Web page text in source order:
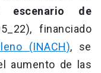
escenario de
financiado
(INACH), se
aumento de las